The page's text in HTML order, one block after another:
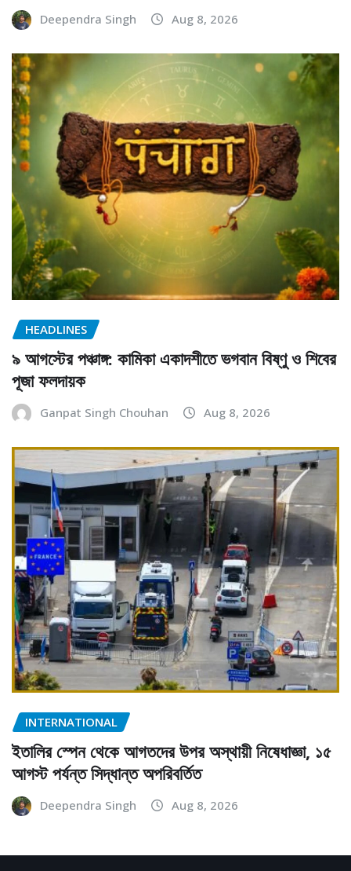
Deependra Singh Aug 8, 2026
HEADLINES
৯ আগস্টের পঞ্চাঙ্গ: কামিকা একাদশীতে ভগবান বিষ্ণু ও শিবের
পূজা ফলদায়ক
Ganpat Singh Chouhan Aug 8, 2026
INTERNATIONAL
ইতালির স্পেন থেকে আগতদের উপর অস্থায়ী নিষেধাজ্ঞা, ১৫
আগস্ট পর্যন্ত সিদ্ধান্ত অপরিবর্তিত
Deependra Singh Aug 8, 2026